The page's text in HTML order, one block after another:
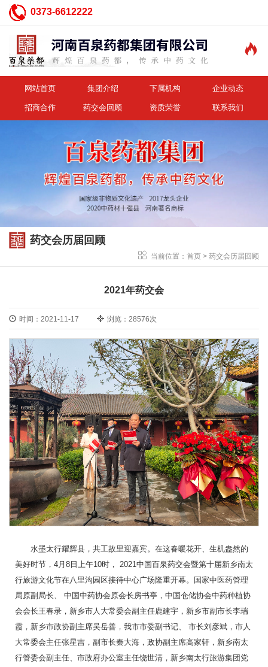
0373-6612222

网站首页 集团介绍 下属机构 企业动态
招商合作 药交会回顾 资质荣誉 联系我们
药交会历届回顾
当前位置： 首页 > 药交会历届回顾
2021年药交会
时间：2021-11-17 浏览：28576次
水墨太行耀辉县，共工故里迎嘉宾。在这春暖花开、生机盎然的
美好时节，4月8日上午10时， 2021中国百泉药交会暨第十届新乡南太
行旅游文化节在八里沟园区接待中心广场隆重开幕。国家中医药管理
局原副局长、 中国中药协会原会长房书亭，中国仓储协会中药种植协
会会长王春录，新乡市人大常委会副主任鹿建宇，新乡市副市长李瑞
霞，新乡市政协副主席吴岳善，我市市委副书记、 市长刘彦斌，市人
大常委会主任张星吉，副市长秦大海，政协副主席高家轩，新乡南太
行管委会副主任、市政府办公室主任饶世清，新乡南太行旅游集团党